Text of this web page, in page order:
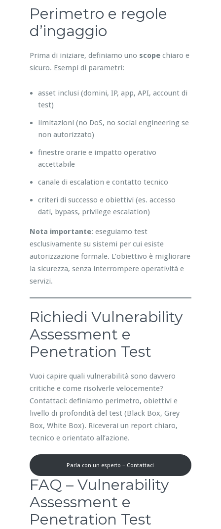
Perimetro e regole
d’ingaggio
Prima di iniziare, definiamo uno scopechiaro e
sicuro. Esempi di parametri:
asset inclusi (domini, IP, app, API, account di
test)
limitazioni (no DoS, no social engineering se
non autorizzato)
finestre orarie e impatto operativo
accettabile
canale di escalation e contatto tecnico
criteri di successo e obiettivi (es. accesso
dati, bypass, privilege escalation)
Nota importante: eseguiamo test
esclusivamente su sistemi per cui esiste
autorizzazione formale. L’obiettivo è migliorare
la sicurezza, senza interrompere operatività e
servizi.
Richiedi Vulnerability
Assessment e
Penetration Test
Vuoi capire quali vulnerabilità sono davvero
critiche e come risolverle velocemente?
Contattaci: definiamo perimetro, obiettivi e
livello di profondità del test (Black Box, Grey
Box, White Box). Riceverai un report chiaro,
tecnico e orientato all’azione.
Parla con un esperto – Contattaci
FAQ – Vulnerability
Assessment e
Penetration Test